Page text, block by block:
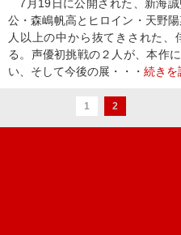
7月19日に公開された、新海誠
公・森嶋帆高とヒロイン・天野
人以上の中から抜てきされた
る。声優初挑戦の２人が、本作
い、そして今後の展・・・ 続きを
1 2